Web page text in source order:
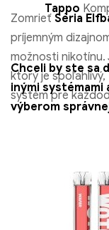
Tappo
Zomrieť Séria
príjemným
možnosti nikotínu.
ktorý je
systém pre
Chceli by ste sa
inými
výberom